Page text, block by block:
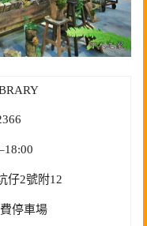
仔2號附12
停車場